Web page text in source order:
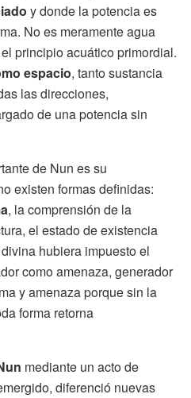
y donde la potencia es
No es meramente agua
el principio acuático primordial.
espacio, tanto sustancia
las direcciones,
de una potencia sin
de Nun es su
existen formas definidas:
, la comprensión de la
el estado de existencia
hubiera impuesto el
como amenaza, generador
y amenaza porque sin la
forma retorna
mediante un acto de
diferenció nuevas